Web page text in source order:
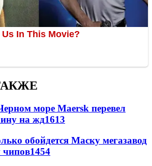
море Maersk перевел
на жд1613
обойдется Маску мегазавод
чипов1454